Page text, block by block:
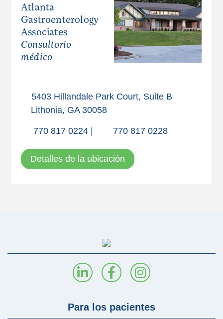
Atlanta
Gastroenterology
Associates
Consultorio
médico
5403 Hillandale Park Court, Suite B
Lithonia, GA 30058
770 817 0224 770 817 0228
Detalles de la ubicación
Para los pacientes